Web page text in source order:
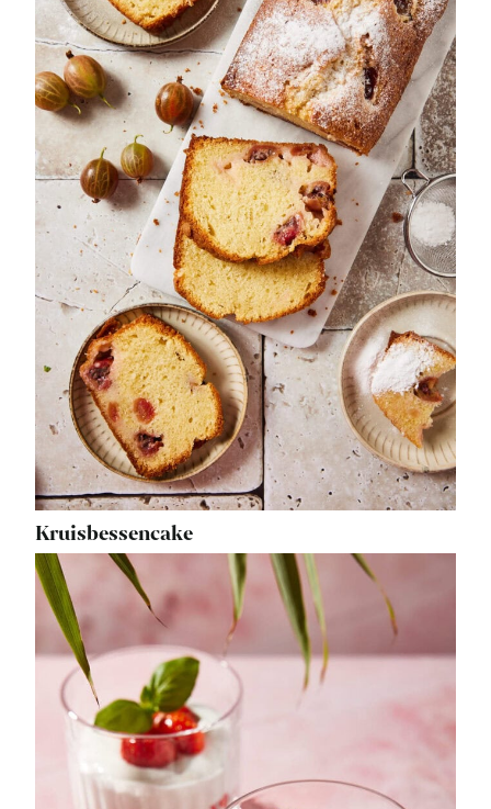
Kruisbessencake